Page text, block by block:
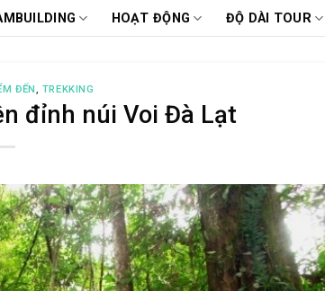
HOẠT ĐỘNG ĐỘ DÀI TOUR
ĐẾN, TREKKING
đỉnh núi Voi Đà Lạt